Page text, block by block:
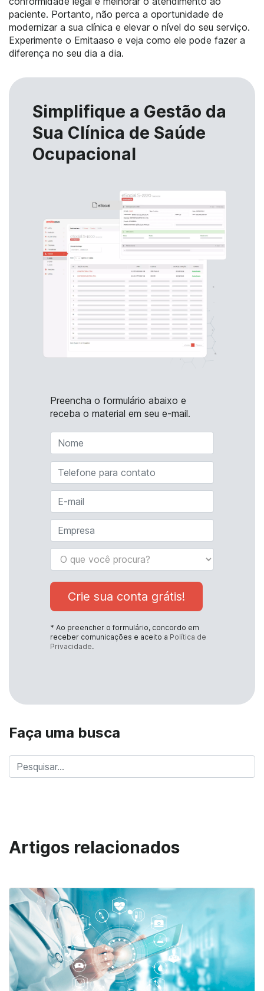
paciente. Portanto, não perca a oportunidade de
modernizar a sua clínica e elevar o nível do seu serviço.
Experimente o Emitaaso e veja como ele pode fazer a
diferença no seu dia a dia.
Simplifique a Gestão da
Sua Clínica de Saúde
Ocupacional
Preencha o formulário abaixo e
receba o material em seu e-mail.
Crie sua conta grátis!
* Ao preencher o formulário, concordo em
receber comunicações e aceito a Política de
Privacidade.
Faça uma busca
Artigos relacionados